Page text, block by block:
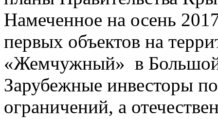
Намеченное на осень
первых объектов на
«Жемчужный» в
Зарубежные инвесторы
ограничений, а